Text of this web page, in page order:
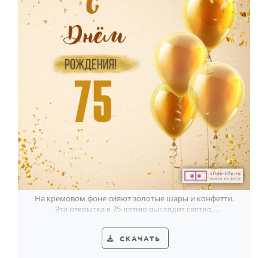
На кремовом фоне сияют золотые шары и конфетти.
Эта открытка к 75-летию выглядит светло,
СКАЧАТЬ